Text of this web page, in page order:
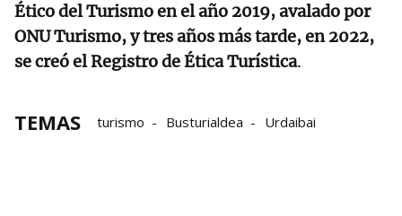
Ético del Turismo en el año 2019, avalado por
ONU Turismo, y tres años más tarde, en 2022,
se creó el Registro de Ética Turística.
TEMAS turismo Busturialdea Urdaibai